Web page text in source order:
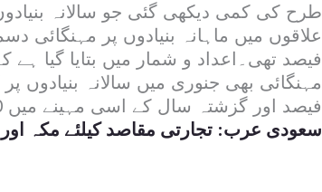
فیصد تھی۔اعداد و شمار میں بتایا گیا
فیصد اور گزشتہ سال کے اسی مہینے میں 27.0 فیصد تھی۔
سعودی عرب: تجارتی مقاصد کیلئے مکہ اور